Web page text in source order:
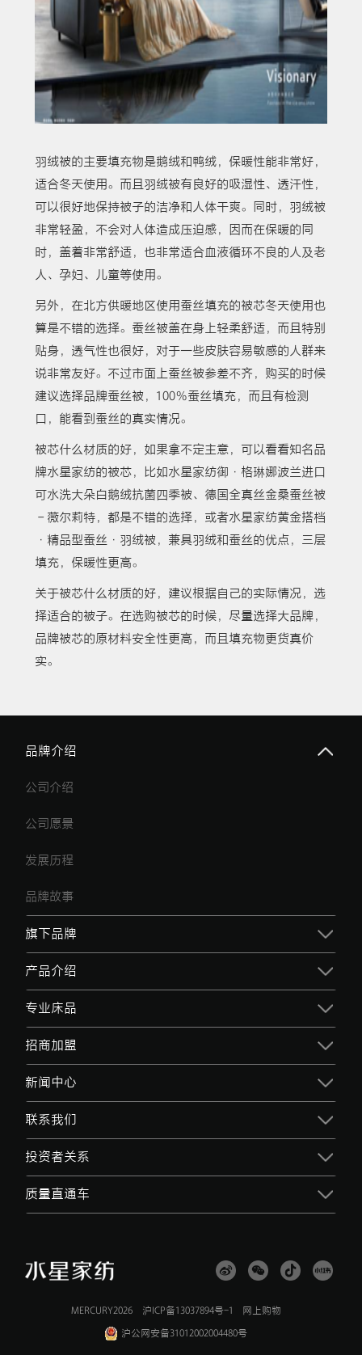
羽绒被的主要填充物是鹅绒和鸭绒，保暖性能非常好，
适合冬天使用。而且羽绒被有良好的吸湿性、透汗性，
可以很好地保持被子的洁净和人体干爽。同时，羽绒被
非常轻盈，不会对人体造成压迫感，因而在保暖的同
时，盖着非常舒适，也非常适合血液循环不良的人及老
人、孕妇、儿童等使用。
另外，在北方供暖地区使用蚕丝填充的被芯冬天使用也
算是不错的选择。蚕丝被盖在身上轻柔舒适，而且特别
贴身，透气性也很好，对于一些皮肤容易敏感的人群来
说非常友好。不过市面上蚕丝被参差不齐，购买的时候
建议选择品牌蚕丝被，100％蚕丝填充，而且有检测
口，能看到蚕丝的真实情况。
被芯什么材质的好，如果拿不定主意，可以看看知名品
牌水星家纺的被芯，比如水星家纺御·格琳娜波兰进口
可水洗大朵白鹅绒抗菌四季被、德国全真丝金桑蚕丝被
－薇尔莉特，都是不错的选择，或者水星家纺黄金搭档
·精品型蚕丝·羽绒被，兼具羽绒和蚕丝的优点，三层
填充，保暖性更高。
关于被芯什么材质的好，建议根据自己的实际情况，选
择适合的被子。在选购被芯的时候，尽量选择大品牌，
品牌被芯的原材料安全性更高，而且填充物更货真价
实。
品牌介绍
公司介绍
公司愿景
发展历程
品牌故事
旗下品牌
产品介绍
专业床品
招商加盟
新闻中心
联系我们
投资者关系
质量直通车
MERCURY2026 沪ICP备13037894号-1
网上购物
沪公网安备31012002004480号